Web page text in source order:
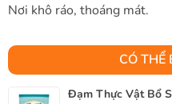
Nơi khô ráo, thoáng mát.
CÓ THỂ
Đạm Thực Vật Bổ